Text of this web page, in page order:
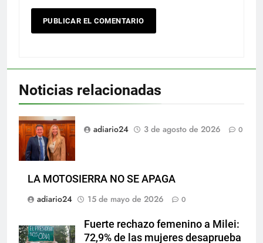
Noticias relacionadas
adiario24 3 de agosto de 2026 0
LA MOTOSIERRA NO SE APAGA
adiario24
15 de mayo de 2026 0
Fuerte rechazo femenino a Milei:
72,9% de las mujeres desaprueba